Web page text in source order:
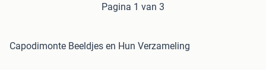
Pagina 1 van 3
Capodimonte Beeldjes en Hun Verzameling